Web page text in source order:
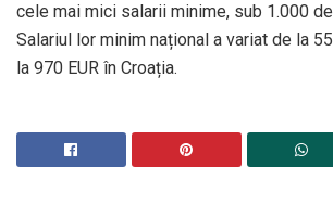
cele mai mici salarii minime, sub 1.000
Salariul lor minim național a variat de la
la 970 EUR în Croația.